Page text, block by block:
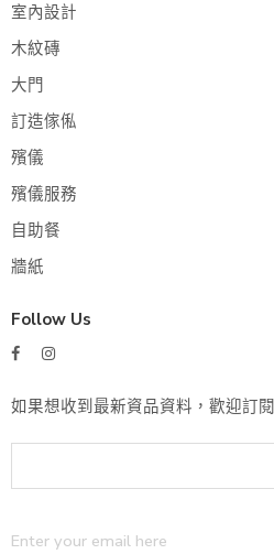
室內設計
木紋磚
大門
訂造傢俬
殯儀
殯儀服務
自助餐
牆紙
Follow Us
如果想收到最新資品資料，歡迎訂閱